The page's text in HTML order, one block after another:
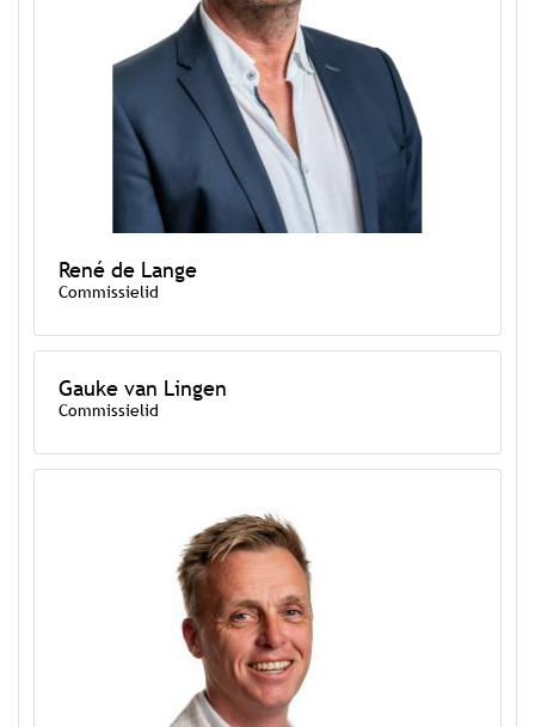
René de Lange
Commissielid
Gauke van Lingen
Commissielid